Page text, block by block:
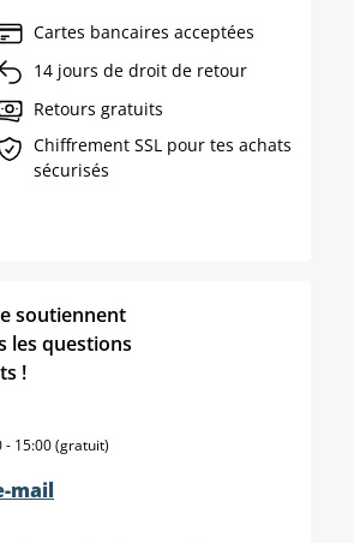
Cartes bancaires acceptées
14 jours de droit de retour
Retours gratuits
Chiffrement SSL pour tes achats
sécurisés
soutiennent
les questions
!
- 15:00 (gratuit)
mail